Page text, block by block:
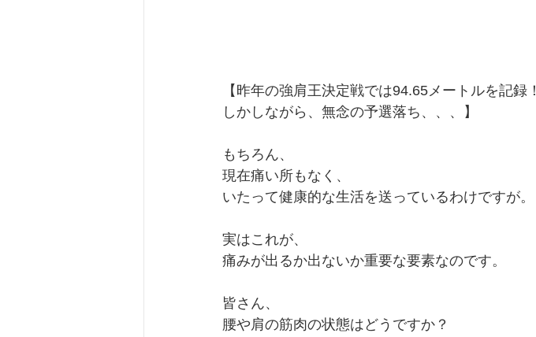
【昨年の強肩王決定戦では94.65メートルを記録！
しかしながら、無念の予選落ち、、、】
もちろん、
現在痛い所もなく、
いたって健康的な生活を送っているわけですが。
実はこれが、
痛みが出るか出ないか重要な要素なのです。
皆さん、
腰や肩の筋肉の状態はどうですか？